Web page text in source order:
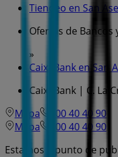
Tiendeo en San
Ofertas de Bancos
»
CaixaBank en San
CaixaBank | C. La
Mapa
600 40 40 90
Mapa
600 40 40 90
Estamos a punto de